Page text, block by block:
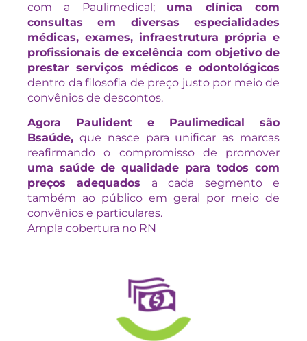
com a Paulimedical; uma clínica com
consultas em diversas especialidades
médicas, exames, infraestrutura própria e
profissionais de excelência com objetivo de
prestar serviços médicos e odontológicos
dentro da filosofia de preço justo por meio de
convênios de descontos.
Agora Paulident e Paulimedical são
Bsaúde, que nasce para unificar as marcas
reafirmando o compromisso de promover
uma saúde de qualidade para todos com
preços adequados a cada segmento e
também ao público em geral por meio de
convênios e particulares.
Ampla cobertura no RN